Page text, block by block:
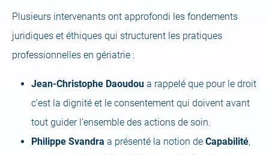
Plusieurs intervenants ont approfondi les fondements
juridiques et éthiques qui structurent les pratiques
professionnelles en gériatrie :
Jean-Christophe Daoudou a rappelé que pour le droit
c’est la dignité et le consentement qui doivent avant
tout guider l’ensemble des actions de soin.
Philippe Svandra a présenté la notion de Capabilité,